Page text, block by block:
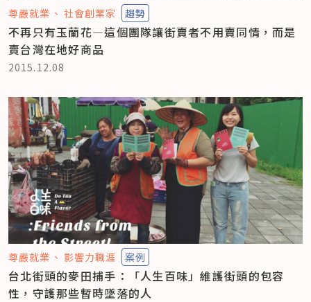
尊嚴就業 社會創業家 趨勢
不再只有玉蘭花—這個團隊讓街賣者不用賣同情，而是
賣台灣在地好商品
2015.12.08
尊嚴就業 影響力職涯 案例
台北街頭的麥田捕手：「人生百味」維護街頭的包容
性，守護那些暫時墜落的人